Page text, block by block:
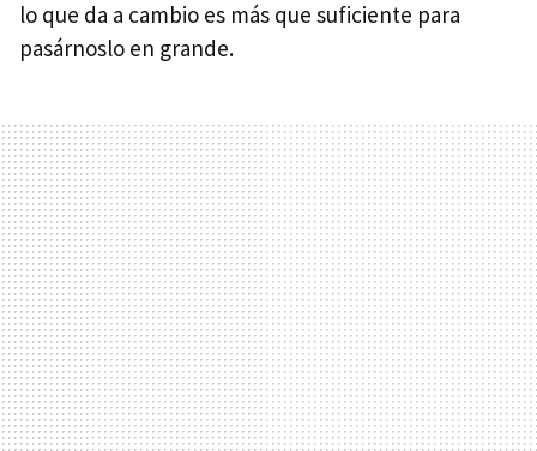
lo que da a cambio es más que suficiente para
pasárnoslo en grande.